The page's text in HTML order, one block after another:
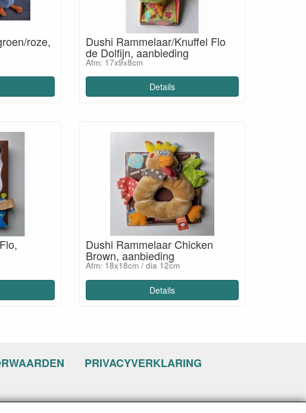
roze, Dushi Rammelaar/Knuffel Flo
de Dolfijn, aanbieding
Afm: 17x9x8cm
Details
Dushi Rammelaar Chicken
Brown, aanbieding
Afm: 18x18cm / dia 12cm
Details
PRIVACYVERKLARING